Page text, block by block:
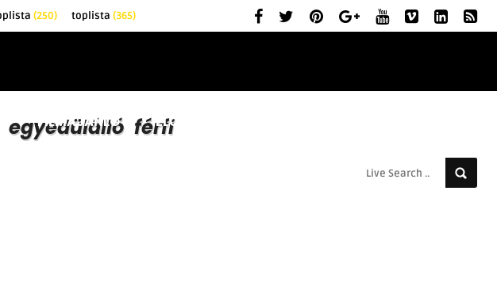
(250) toplista (365)
FILMAJÁNLÓ ELŐZETESEK
egyedülálló férfi